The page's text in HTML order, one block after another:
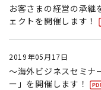
お客さまの経営の承継
ェクトを開催します！
2019年05月17日
～海外ビジネスセミナ
ー」を開催します！